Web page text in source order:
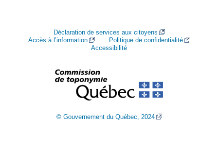
Déclaration de services aux citoyens
Accès à l’information
Politique de confidentialité
Accessibilité
© Gouvernement du Québec, 2024